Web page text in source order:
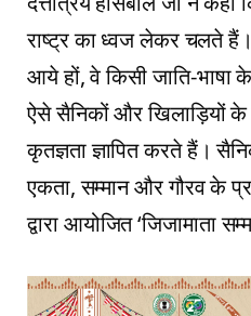
राष्ट्र का ध्वज लेकर चलते
आये हों, वे किसी जाति-भाषा
ऐसे सैनिकों और खिलाड़ियों
कृतज्ञता ज्ञापित करते हैं।
एकता, सम्मान और गौरव के
द्वारा आयोजित ‘जिजामाता